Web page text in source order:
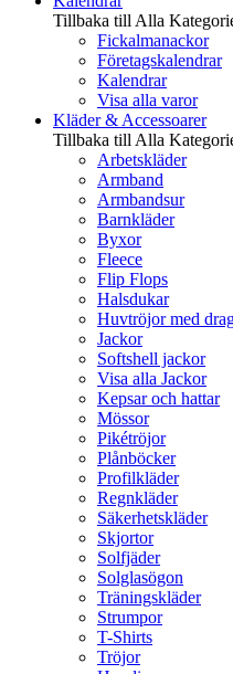
Tillbaka till Alla
Fickalmanackor
Företagskalendrar
Kalendrar
Visa alla varor
Kläder & Accessoarer
Tillbaka till Alla
Arbetskläder
Armband
Armbandsur
Barnkläder
Byxor
Fleece
Flip Flops
Halsdukar
Huvtröjor med
Jackor
Softshell jackor
Visa alla Jackor
Kepsar och hattar
Mössor
Pikétröjor
Plånböcker
Profilkläder
Regnkläder
Säkerhetskläder
Skjortor
Solfjäder
Solglasögon
Träningskläder
Strumpor
T-Shirts
Tröjor